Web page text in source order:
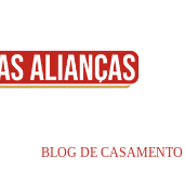
BLOG DE CASAMENTO